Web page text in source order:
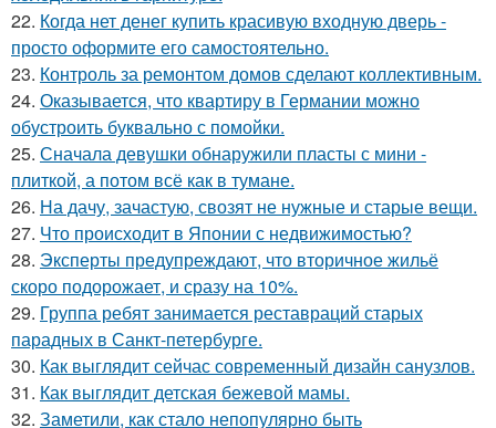
22. Когда нет денег купить красивую входную дверь -
просто оформите его самостоятельно.
23. Контроль за ремонтом домов сделают коллективным.
24. Оказывается, что квартиру в Германии можно
обустроить буквально с помойки.
25. Сначала девушки обнаружили пласты с мини -
плиткой, а потом всё как в тумане.
26. На дачу, зачастую, свозят не нужные и старые вещи.
27. Что происходит в Японии с недвижимостью?
28. Эксперты предупреждают, что вторичное жильё
скоро подорожает, и сразу на 10%.
29. Группа ребят занимается реставраций старых
парадных в Санкт-петербурге.
30. Как выглядит сейчас современный дизайн санузлов.
31. Как выглядит детская бежевой мамы.
32. Заметили, как стало непопулярно быть